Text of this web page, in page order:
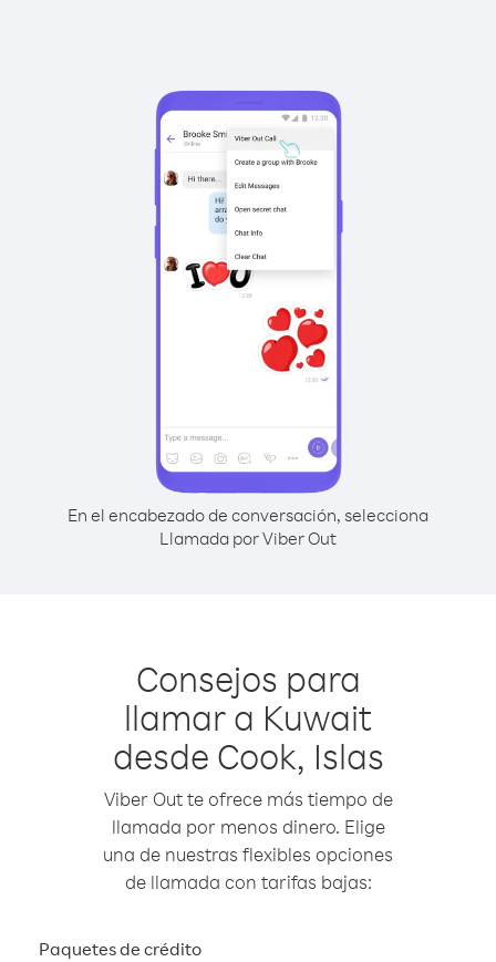
En el encabezado de conversación, selecciona
Llamada por Viber Out
Consejos para
llamar a Kuwait
desde Cook, Islas
Viber Out te ofrece más tiempo de
llamada por menos dinero. Elige
una de nuestras flexibles opciones
de llamada con tarifas bajas:
Paquetes de crédito